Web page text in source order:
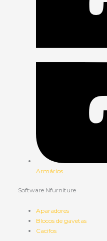
Armários
Software Nfurniture
Aparadores
Blocos de gavetas
Cacifos